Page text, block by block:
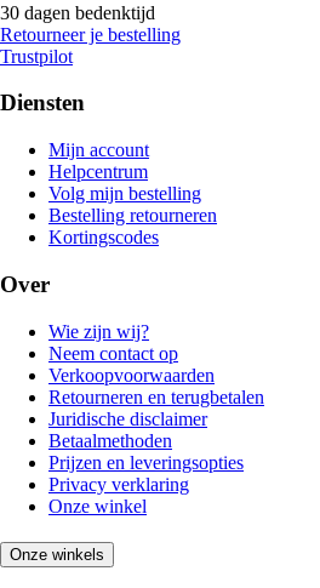
30 dagen bedenktijd
Retourneer je bestelling
Trustpilot
Diensten
Mijn account
Helpcentrum
Volg mijn bestelling
Bestelling retourneren
Kortingscodes
Over
Wie zijn wij?
Neem contact op
Verkoopvoorwaarden
Retourneren en terugbetalen
Juridische disclaimer
Betaalmethoden
Prijzen en leveringsopties
Privacy verklaring
Onze winkel
Onze winkels